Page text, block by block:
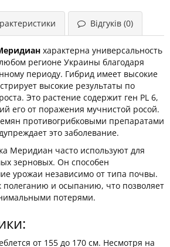
Відгуків (0)
характерна универсальность
регионе Украины благодаря
периоду. Гибрид имеет высокие
высокие результаты по
Это растение содержит ген PL 6,
его от поражения мучнистой росой.
противогрибковыми препаратами
это заболевание.
Меридиан часто используют для
зерновых. Он способен
урожаи независимо от типа почвы.
полеганию и осыпанию, что позволяет
потерями.
от 155 до 170 см. Несмотря на